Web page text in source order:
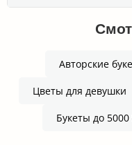
Авторские
Цветы для девушки
Букеты до 5000